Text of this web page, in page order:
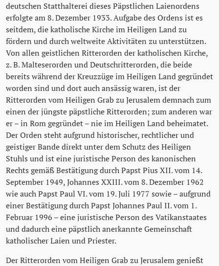
deutschen Statthalterei dieses Päpstlichen Laienordens
erfolgte am 8. Dezember 1933. Aufgabe des Ordens ist es
seitdem, die katholische Kirche im Heiligen Land zu
fördern und durch weltweite Aktivitäten zu unterstützen.
Von allen geistlichen Ritterorden der katholischen Kirche,
z. B. Malteserorden und Deutschritterorden, die beide
bereits während der Kreuzzüge im Heiligen Land gegründet
worden sind und dort auch ansässig waren, ist der
Ritterorden vom Heiligen Grab zu Jerusalem demnach zum
einen der jüngste päpstliche Ritterorden; zum anderen war
er – in Rom gegründet – nie im Heiligen Land beheimatet.
Der Orden steht aufgrund historischer, rechtlicher und
geistiger Bande direkt unter dem Schutz des Heiligen
Stuhls und ist eine juristische Person des kanonischen
Rechts gemäß Bestätigung durch Papst Pius XII. vom 14.
September 1949, Johannes XXIII. vom 8. Dezember 1962
wie auch Papst Paul VI. vom 19. Juli 1977 sowie – aufgrund
einer Bestätigung durch Papst Johannes Paul II. vom 1.
Februar 1996 – eine juristische Person des Vatikanstaates
und dadurch eine päpstlich anerkannte Gemeinschaft
katholischer Laien und Priester.
Der Ritterorden vom Heiligen Grab zu Jerusalem genießt